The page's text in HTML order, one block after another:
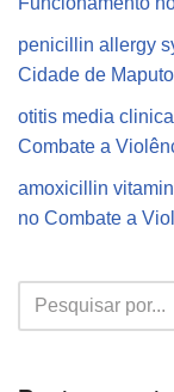
penicillin allergy
Cidade de
otitis media
Combate a
amoxicillin
no Combate a